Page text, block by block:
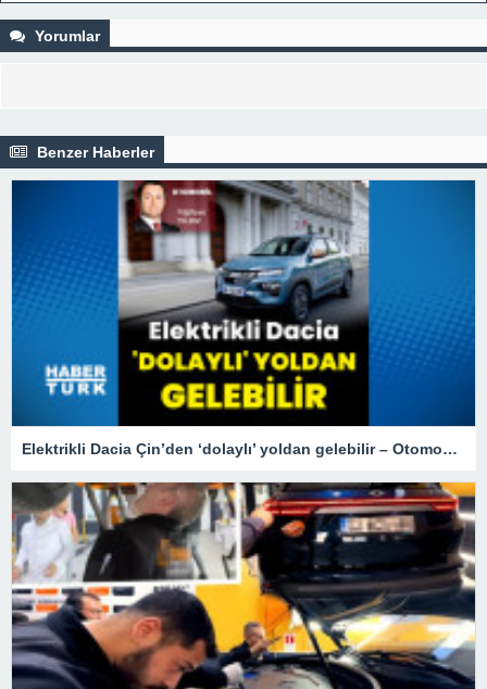
Yorumlar
Benzer Haberler
Elektrikli Dacia Çin’den ‘dolaylı’ yoldan gelebilir – Otomobil Haberleri